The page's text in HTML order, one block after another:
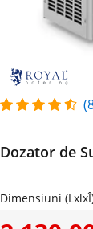
Dozator de
Dimensiuni